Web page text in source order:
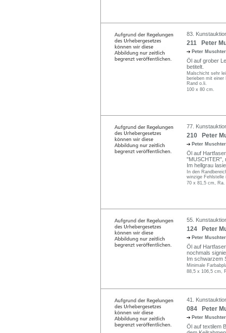
83.
211 Peter
Peter
Öl auf grober
betitelt.
Malschicht sehr
berieben mit
Rand o.li.
100 x 80 cm.
77.
210 Peter
Peter
Öl auf
"MUSCHTER",
Im hellgrau
In den
winzige Fehlstelle
70 x 81,5 cm,
55.
124 Peter
Peter
Öl auf
nochmals
Im schwarzem
Minimale
88,5 x 106,5 cm,
41.
084 Peter
Peter
Öl auf textilem